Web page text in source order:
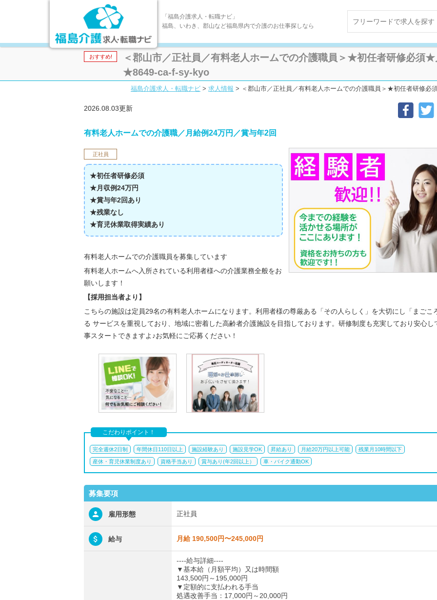
「福島介護求人・転職ナビ」
福島、いわき、郡山など福島県内で介護のお仕事探しなら
おすすめ!
＜郡山市／正社員／有料老人ホームでの介護職員＞★初任者研修必須
★8649-ca-f-sy-kyo
福島介護求人・転職ナビ > 求人情報 > ＜郡山市／正社員／有料老人ホームでの介護職員＞★初任者研修
2026.08.03更新
有料老人ホームでの介護職／月給例24万円／賞与年2回
正社員
★初任者研修必須
★月収例24万円
★賞与年2回あり
★残業なし
★育児休業取得実績あり
有料老人ホームでの介護職員を募集しています
有料老人ホームへ入所されている利用者様への介護業務全般をお
願いします！
【採用担当者より】
こちらの施設は定員29名の有料老人ホームになります。利用者様の尊厳ある「その人らしく」を大切にし「まごこ
る サービスを重視しており、地域に密着した高齢者介護施設を目指しております。研修制度も充実しており安心し
事スタートできますよ♪お気軽にご応募ください！
こだわりポイント！
完全週休2日制 年間休日110日以上 施設経験あり 施設見学OK 昇給あり 月給20万円以上可能 残業月10時間以下
産休・育児休業制度あり 資格手当あり 賞与あり(年2回以上） 車・バイク通勤OK
募集要項
雇用形態 正社員
給与 月給 190,500円〜245,000円
----給与詳細----
▼基本給（月額平均）又は時間額
143,500円～195,000円
▼定額的に支払われる手当
処遇改善手当：17,000円～20,000円